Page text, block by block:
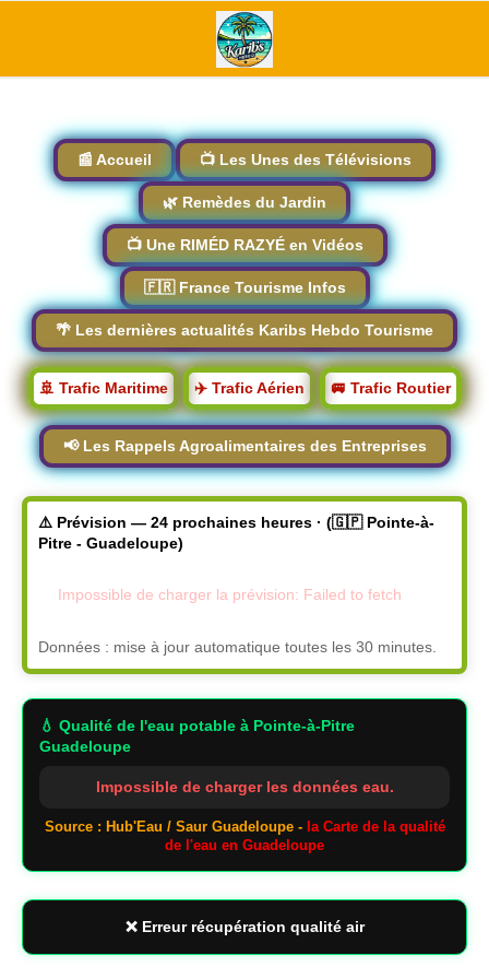
📰 Accueil 📺 Les Unes des Télévisions
🌿 Remèdes du Jardin
📺 Une RIMÉD RAZYÉ en Vidéos
🇫🇷 France Tourisme Infos
🌴 Les dernières actualités Karibs Hebdo Tourisme
🚢 Trafic Maritime ✈️ Trafic Aérien 🚐 Trafic Routier
📢 Les Rappels Agroalimentaires des Entreprises
⚠️ Prévision — 24 prochaines heures · (🇬🇵 Pointe-à-
Pitre - Guadeloupe)
Impossible de charger la prévision: Failed to fetch
Données : mise à jour automatique toutes les 30 minutes.
💧 Qualité de l'eau potable à Pointe-à-Pitre
Guadeloupe
Impossible de charger les données eau.
Source : Hub'Eau / Saur Guadeloupe - la Carte de la qualité
de l'eau en Guadeloupe
❌ Erreur récupération qualité air